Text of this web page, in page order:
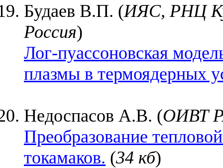
Будаев В.П. (ИЯС, РНЦ
Россия)
Лог-пуассоновская
плазмы в термоядерных
Недоспасов А.В. (ОИВТ
Преобразование
токамаков. (34 кб)